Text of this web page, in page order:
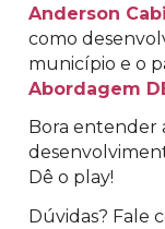
Anderson
como
município e o
Abordagem
Bora entender
Dê o play!
Dúvidas? Fale